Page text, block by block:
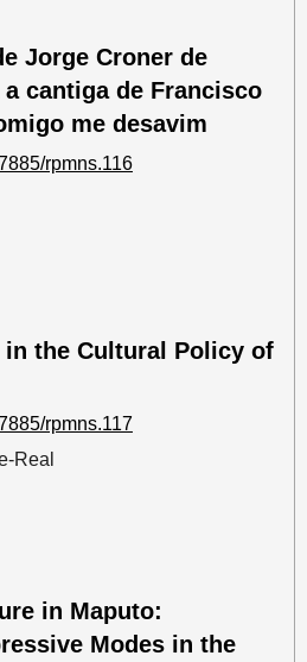
Jorge Croner de
cantiga de Francisco
me desavim
rpmns.116
the Cultural Policy of
rpmns.117
Real
in Maputo:
Modes in the